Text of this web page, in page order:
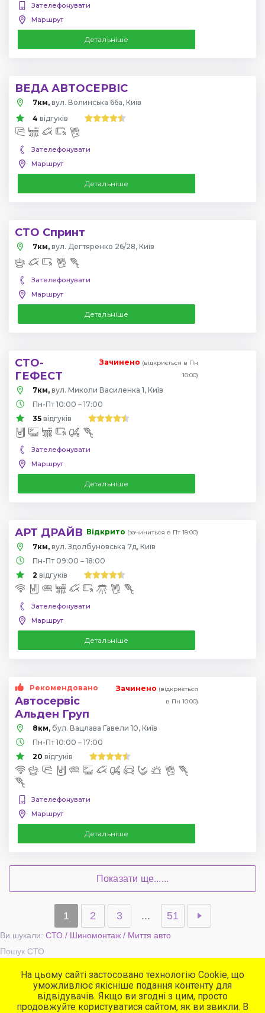
Зателефонувати
Маршрут
Детальніше
ВЕДА АВТОСЕРВІС
7км, вул. Волинська 66а, Київ
4 відгуків
Зателефонувати
Маршрут
Детальніше
СТО Спринт
7км, вул. Дегтяренко 26/28, Київ
Зателефонувати
Маршрут
Детальніше
СТО-
ГЕФЕСТ
Зачинено (відкриється в Пн
10:00)
7км, вул. Миколи Василенка 1, Київ
Пн-Пт 10:00 – 17:00
35 відгуків
Зателефонувати
Маршрут
Детальніше
АРТ ДРАЙВ Відкрито (зачиниться в Пт 18:00)
7км, вул. Здолбуновська 7д, Київ
Пн-Пт 09:00 – 18:00
2 відгуків
Зателефонувати
Маршрут
Детальніше
Рекомендовано
Автосервіс
Альден Груп
Зачинено (відкриється
в Пн 10:00)
8км, бул. Вацлава Гавели 10, Київ
Пн-Пт 10:00 – 17:00
20 відгуків
Зателефонувати
Маршрут
Детальніше
Показати ще......
1 2 3 ... 51
Ви шукали: СТО / Шиномонтаж / Миття авто
Пошук СТО
Популярні сервіси
СТО
Автомийки
На цьому сайті застосовано технологію Cookie, що
уможливлює якісніше подання контенту для
відвідувачів. Якщо ви згодні з цим, просто
продовжуйте користуватися сайтом, як ви звикли. В